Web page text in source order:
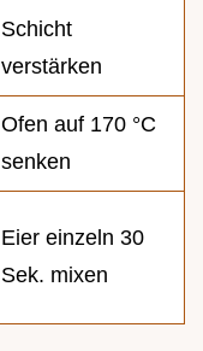
Schicht
verstärken
Ofen auf 170 °C
senken
Eier einzeln 30
Sek. mixen